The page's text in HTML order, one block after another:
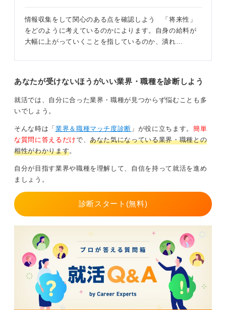
情報収集をして関心のある点を確認しよう 「将来性」
をどのように考えているのかによります。自身の給料が
大幅に上がっていくことを指しているのか、潰れ…
あなたが受けないほうがいい業界・職種を診断しよう
就活では、自分に合った業界・職種が見つからず悩むことも多
いでしょう。
そんな時は「 業界＆職種マッチ度診断 」が役に立ちます。 簡単
な質問に答えるだけで、あなた気になっている業界・職種との
相性がわかります。
自分が目指す業界や職種を理解して、自信を持って就活を進め
ましょう。
診断スタート(無料)